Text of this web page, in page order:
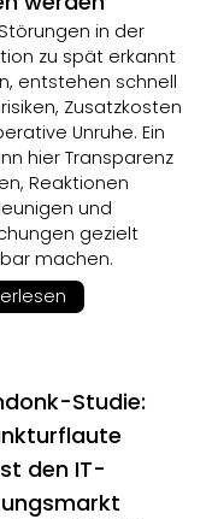
in der
zu spät erkannt
entstehen schnell
Zusatzkosten
Unruhe. Ein
hier Transparenz
Reaktionen
und
gezielt
machen.
Studie:
den IT-